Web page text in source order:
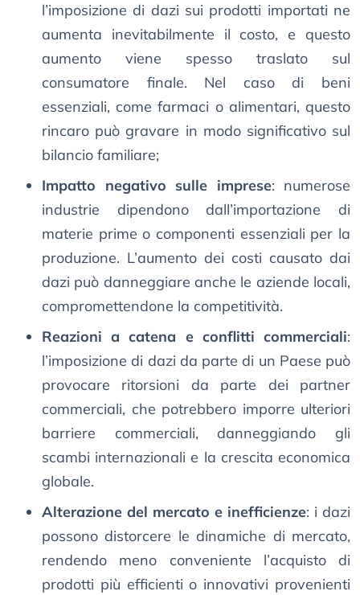
l’imposizione di dazi sui prodotti importati ne
aumenta inevitabilmente il costo, e questo
aumento viene spesso traslato sul
consumatore finale. Nel caso di beni
essenziali, come farmaci o alimentari, questo
rincaro può gravare in modo significativo sul
bilancio familiare;
Impatto negativo sulle imprese: numerose
industrie dipendono dall’importazione di
materie prime o componenti essenziali per la
produzione. L’aumento dei costi causato dai
dazi può danneggiare anche le aziende locali,
compromettendone la competitività.
Reazioni a catena e conflitti commerciali:
l’imposizione di dazi da parte di un Paese può
provocare ritorsioni da parte dei partner
commerciali, che potrebbero imporre ulteriori
barriere commerciali, danneggiando gli
scambi internazionali e la crescita economica
globale.
Alterazione del mercato e inefficienze: i dazi
possono distorcere le dinamiche di mercato,
rendendo meno conveniente l’acquisto di
prodotti più efficienti o innovativi provenienti